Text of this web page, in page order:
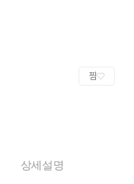
찜
상세설명